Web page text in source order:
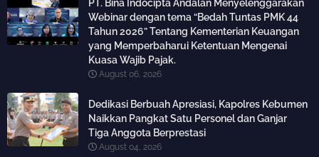
PT. Bina Indocipta Andalan Menyelenggarakan
Webinar dengan tema “Bedah Tuntas PMK 44
Tahun 2026” Tentang Kementerian Keuangan
yang Memperbaharui Ketentuan Mengenai
Kuasa Wajib Pajak.
August 06, 2026
Dedikasi Berbuah Apresiasi, Kapolres Kebumen
Naikkan Pangkat Satu Personel dan Ganjar
Tiga Anggota Berprestasi
August 04, 2026